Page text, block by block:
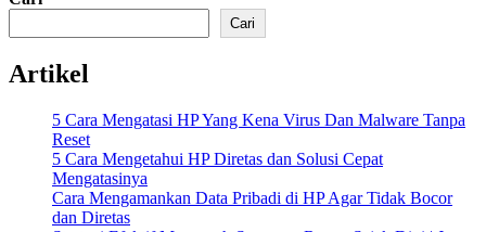
Cari
Artikel
5 Cara Mengatasi HP Yang Kena Virus Dan Malware Tanpa
Reset
5 Cara Mengetahui HP Diretas dan Solusi Cepat
Mengatasinya
Cara Mengamankan Data Pribadi di HP Agar Tidak Bocor
dan Diretas